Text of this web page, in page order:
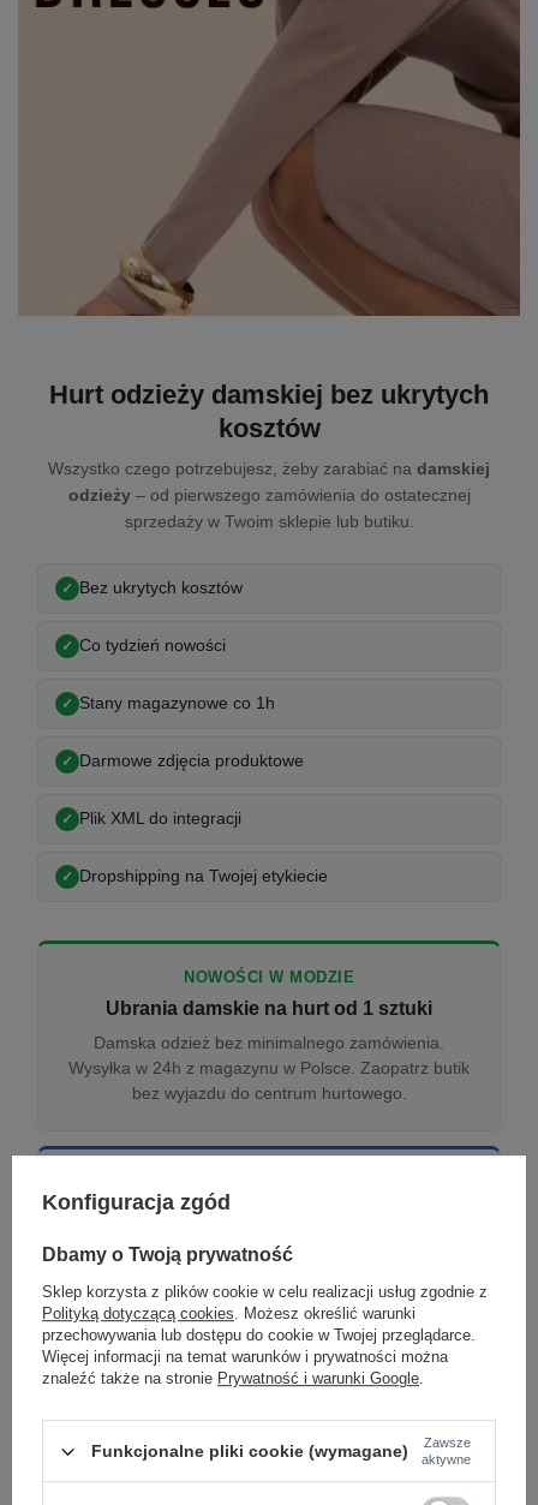
Hurt odzieży damskiej bez ukrytych
kosztów
Wszystko czego potrzebujesz, żeby zarabiać na damskiej
odzieży– od pierwszego zamówienia do ostatecznej
sprzedaży w Twoim sklepie lub butiku.
Bez ukrytych kosztów
Co tydzień nowości
Stany magazynowe co 1h
Darmowe zdjęcia produktowe
Plik XML do integracji
Dropshipping na Twojej etykiecie
NOWOŚCI W MODZIE
Ubrania damskie na hurt od 1 sztuki
Damska odzież bez minimalnego zamówienia.
Wysyłka w 24h z magazynu w Polsce. Zaopatrz butik
bez wyjazdu do centrum hurtowego.
Odzież damska hurtowo online
Internetowa hurtownia damska z plikiem XML/CSV.
Aktualizacja stanów co godzinę.
DROPSHIPPING
Damskie ubrania w dropshippingu
Hurt odzieży damskiej z wysyłką na etykiecie Twojego
sklepu w całej UE. Zero magazynu, zero
Konfiguracja zgód
Dbamy o Twoją prywatność
Sklep korzysta z plików cookie w celu realizacji usług zgodnie z
Polityką dotyczącą cookies. Możesz określić warunki
przechowywania lub dostępu do cookie w Twojej przeglądarce.
Więcej informacji na temat warunków i prywatności można
znaleźć także na stronie Prywatność i warunki Google.
Funkcjonalne pliki cookie (wymagane)
Zawsze
aktywne